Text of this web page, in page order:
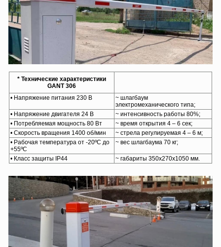
* Технические характеристики
GANT 306
• Напряжение питания 230 В
~ шлагбаум
электромеханического типа;
• Напряжение двигателя 24 В
~ интенсивность работы 80%;
• Потребляемая мощность 80 Вт
~ время открытия 4 – 6 сек;
• Скорость вращения 1400 об/мин
~ стрела регулируемая 4 – 6 м;
• Рабочая температура от -20ºС до
+55ºС
~ вес шлагбаума 70 кг;
• Класс защиты IP44 ~ габариты 350х270х1050 мм.